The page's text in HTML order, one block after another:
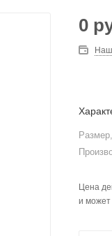
0
Цена
и может